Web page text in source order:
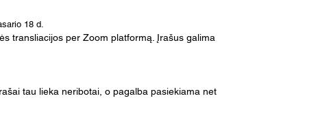
18 d.
transliacijos per Zoom platformą. Įrašus galima
tau lieka neribotai, o pagalba pasiekiama net